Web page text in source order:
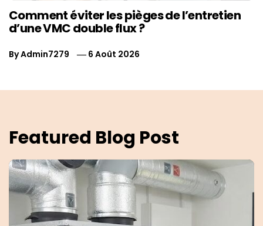
Comment éviter les pièges de l’entretien
d’une VMC double flux ?
ByAdmin7279 6 Août 2026
Featured Blog Post